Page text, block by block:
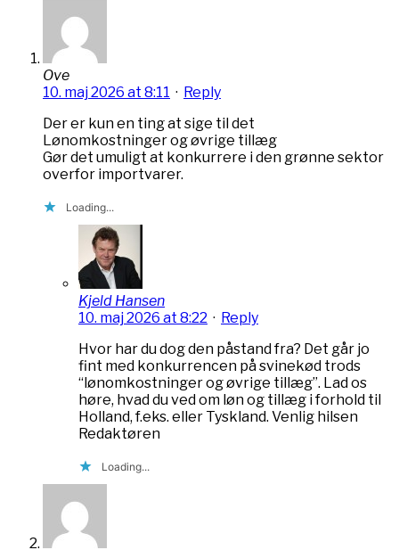
Ove
10. maj 2026 at 8:11 · Reply
Der er kun en ting at sige til det
Lønomkostninger og øvrige tillæg
Gør det umuligt at konkurrere i den grønne sektor
overfor importvarer.
Loading...
Kjeld Hansen
10. maj 2026 at 8:22 · Reply
Hvor har du dog den påstand fra? Det går jo
fint med konkurrencen på svinekød trods
“lønomkostninger og øvrige tillæg”. Lad os
høre, hvad du ved om løn og tillæg i forhold til
Holland, f.eks. eller Tyskland. Venlig hilsen
Redaktøren
Loading...